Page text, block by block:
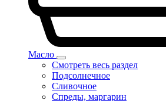
Масло
Смотреть весь раздел
Подсолнечное
Сливочное
Спреды, маргарин